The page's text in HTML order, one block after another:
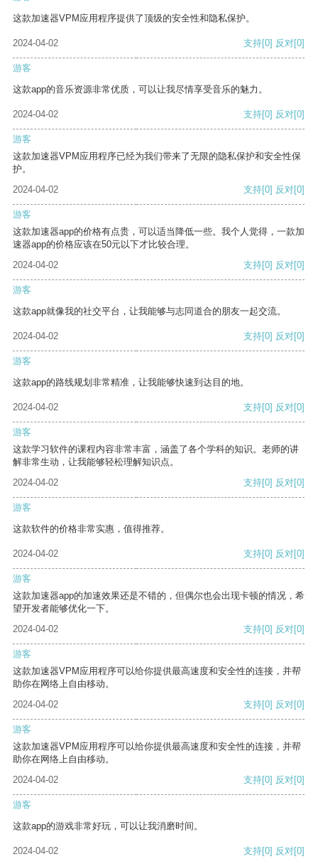
这款加速器VPM应用程序提供了顶级的安全性和隐私保护。
2024-04-02 支持[0] 反对[0]
游客
这款app的音乐资源非常优质，可以让我尽情享受音乐的魅力。
2024-04-02 支持[0] 反对[0]
游客
这款加速器VPM应用程序已经为我们带来了无限的隐私保护和安全性保
护。
2024-04-02
支持[0] 反对[0]
游客
这款加速器app的价格有点贵，可以适当降低一些。我个人觉得，一款加
速器app的价格应该在50元以下才比较合理。
2024-04-02
支持[0] 反对[0]
游客
这款app就像我的社交平台，让我能够与志同道合的朋友一起交流。
2024-04-02 支持[0] 反对[0]
游客
这款app的路线规划非常精准，让我能够快速到达目的地。
2024-04-02 支持[0] 反对[0]
游客
这款学习软件的课程内容非常丰富，涵盖了各个学科的知识。老师的讲
解非常生动，让我能够轻松理解知识点。
2024-04-02
支持[0] 反对[0]
游客
这款软件的价格非常实惠，值得推荐。
2024-04-02 支持[0] 反对[0]
游客
这款加速器app的加速效果还是不错的，但偶尔也会出现卡顿的情况，希
望开发者能够优化一下。
2024-04-02
支持[0] 反对[0]
游客
这款加速器VPM应用程序可以给你提供最高速度和安全性的连接，并帮
助你在网络上自由移动。
2024-04-02
支持[0] 反对[0]
游客
这款加速器VPM应用程序可以给你提供最高速度和安全性的连接，并帮
助你在网络上自由移动。
2024-04-02
支持[0] 反对[0]
游客
这款app的游戏非常好玩，可以让我消磨时间。
2024-04-02 支持[0] 反对[0]